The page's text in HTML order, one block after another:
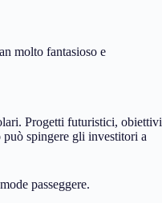
molto fantasioso e
Progetti futuristici, obiettivi
può spingere gli investitori a
passeggere.